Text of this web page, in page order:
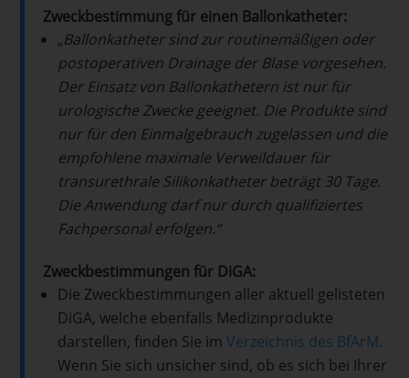
Zweckbestimmung für einen Ballonkatheter:
„Ballonkatheter sind zur routinemäßigen oder
postoperativen Drainage der Blase vorgesehen.
Der Einsatz von Ballonkathetern ist nur für
urologische Zwecke geeignet. Die Produkte sind
nur für den Einmalgebrauch zugelassen und die
empfohlene maximale Verweildauer für
transurethrale Silikonkatheter beträgt 30 Tage.
Die Anwendung darf nur durch qualifiziertes
Fachpersonal erfolgen.“
Zweckbestimmungen für DiGA:
Die Zweckbestimmungen aller aktuell gelisteten
DiGA, welche ebenfalls Medizinprodukte
darstellen, finden Sie imVerzeichnis des BfArM.
Wenn Sie sich unsicher sind, ob es sich bei Ihrer